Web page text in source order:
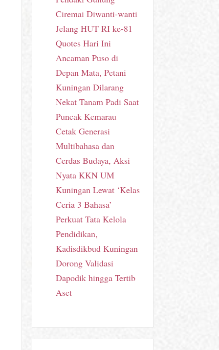
Ciremai Diwanti-wanti
Jelang HUT RI ke-81
Quotes Hari Ini
Ancaman Puso di
Depan Mata, Petani
Kuningan Dilarang
Nekat Tanam Padi Saat
Puncak Kemarau
Cetak Generasi
Multibahasa dan
Cerdas Budaya, Aksi
Nyata KKN UM
Kuningan Lewat ‘Kelas
Ceria 3 Bahasa’
Perkuat Tata Kelola
Pendidikan,
Kadisdikbud Kuningan
Dorong Validasi
Dapodik hingga Tertib
Aset